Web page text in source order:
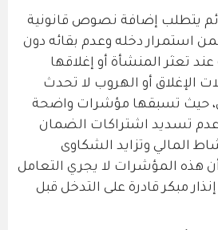
يتطلب إضافة نصوص قانونية
استمرار دخله وعدم بقائه دون
عند تعثر المنشأة أو إغلاقها
الإغلاق أو الهروب لا تحدث
حيث تسبقها مؤشرات واضحة
تسديد اشتراكات الضمان
المالي وتزايد الشكاوى
هذه المؤشرات لا يجري التعامل
مبكر قادرة على التدخل قبل